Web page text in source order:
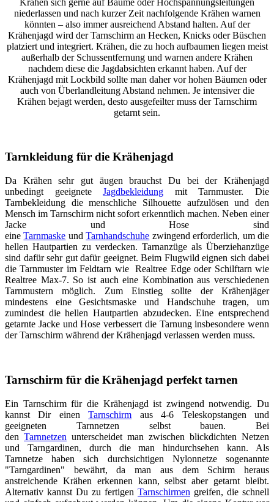
niederlassen und nach kurzer Zeit nachfolgende Krähen warnen
könnten – also immer ausreichend Abstand halten. Auf der
Krähenjagd wird der Tarnschirm an Hecken, Knicks oder Büschen
platziert und integriert. Krähen, die zu hoch aufbaumen liegen meist
außerhalb der Schussentfernung und warnen andere Krähen
nachdem diese die Jagdabsichten erkannt haben. Auf der
Krähenjagd mit Lockbild sollte man daher vor hohen Bäumen oder
auch von Überlandleitung Abstand nehmen. Je intensiver die
Krähen bejagt werden, desto ausgefeilter muss der Tarnschirm
getarnt sein.
Tarnkleidung für die Krähenjagd
Da Krähen sehr gut äugen brauchst Du bei der Krähenjagd
unbedingt geeigneteJagdbekleidung mit Tarnmuster. Die
Tarnbekleidung die menschliche Silhouette aufzulösen und den
Mensch im Tarnschirm nicht sofort erkenntlich machen. Neben einer
Jacke und Hose sind
eineTarnmaske undTarnhandschuhe zwingend erforderlich, um die
hellen Hautpartien zu verdecken. Tarnanzüge als Überziehanzüge
sind dafür sehr gut dafür geeignet. Beim Flugwild eignen sich dabei
die Tarnmuster im Feldtarn wie Realtree Edge oder Schilftarn wie
Realtree Max-7. So ist auch eine Kombination aus verschiedenen
Tarnmustern möglich. Zum Einstieg sollte der Krähenjäger
mindestens eine Gesichtsmaske und Handschuhe tragen, um
zumindest die hellen Hautpartien abzudecken. Eine entsprechend
getarnte Jacke und Hose verbessert die Tarnung insbesondere wenn
der Tarnschirm während der Krähenjagd verlassen werden muss.
Tarnschirm für die Krähenjagd perfekt tarnen
Ein Tarnschirm für die Krähenjagd ist zwingend notwendig. Du
kannst Dir einenTarnschirm aus 4-6 Teleskopstangen und
geeigneten Tarnnetzen selbst bauen. Bei
den Tarnnetzen unterscheidet man zwischen blickdichten Netzen
und Tarngardinen, durch die man hindurchsehen kann. Als
Tarnnetze haben sich durchsichtigen Nylonnetze sogenannte
"Tarngardinen" bewährt, da man aus dem Schirm heraus
anstreichende Krähen erkennen kann, selbst aber getarnt bleibt.
Alternativ kannst Du zu fertigen Tarnschirmen greifen, die schnell